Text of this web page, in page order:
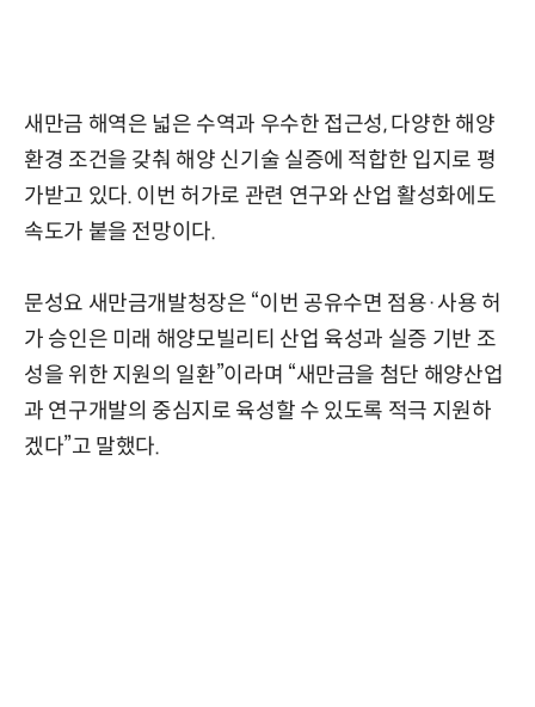
새만금 해역은 넓은 수역과 우수한 접근성, 다양한 해양
환경 조건을 갖춰 해양 신기술 실증에 적합한 입지로 평
가받고 있다. 이번 허가로 관련 연구와 산업 활성화에도
속도가 붙을 전망이다.
문성요 새만금개발청장은 “이번 공유수면 점용·사용 허
가 승인은 미래 해양모빌리티 산업 육성과 실증 기반 조
성을 위한 지원의 일환”이라며 “새만금을 첨단 해양산업
과 연구개발의 중심지로 육성할 수 있도록 적극 지원하
겠다”고 말했다.